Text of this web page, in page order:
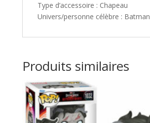
Type d’accessoire : Chapeau
Univers/personne célèbre : Batman
Produits similaires